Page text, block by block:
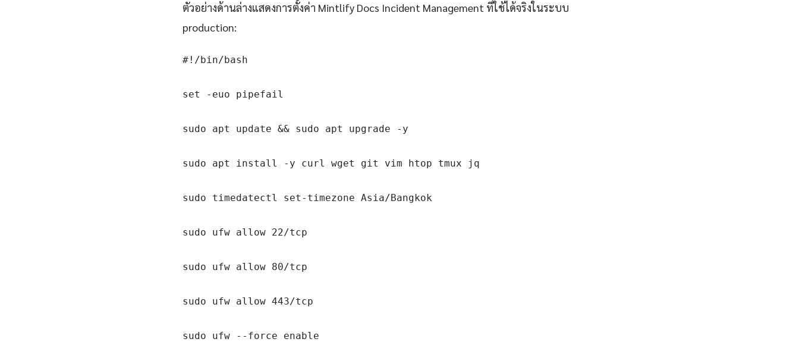
ตัวอย่างด้านล่างแสดงการตั้งค่า Mintlify Docs Incident Management ที่ใช้ได้จริงในระบบ
production:
#!/bin/bash
set -euo pipefail
sudo apt update && sudo apt upgrade -y
sudo apt install -y curl wget git vim htop tmux jq
sudo timedatectl set-timezone Asia/Bangkok
sudo ufw allow 22/tcp
sudo ufw allow 80/tcp
sudo ufw allow 443/tcp
sudo ufw --force enable